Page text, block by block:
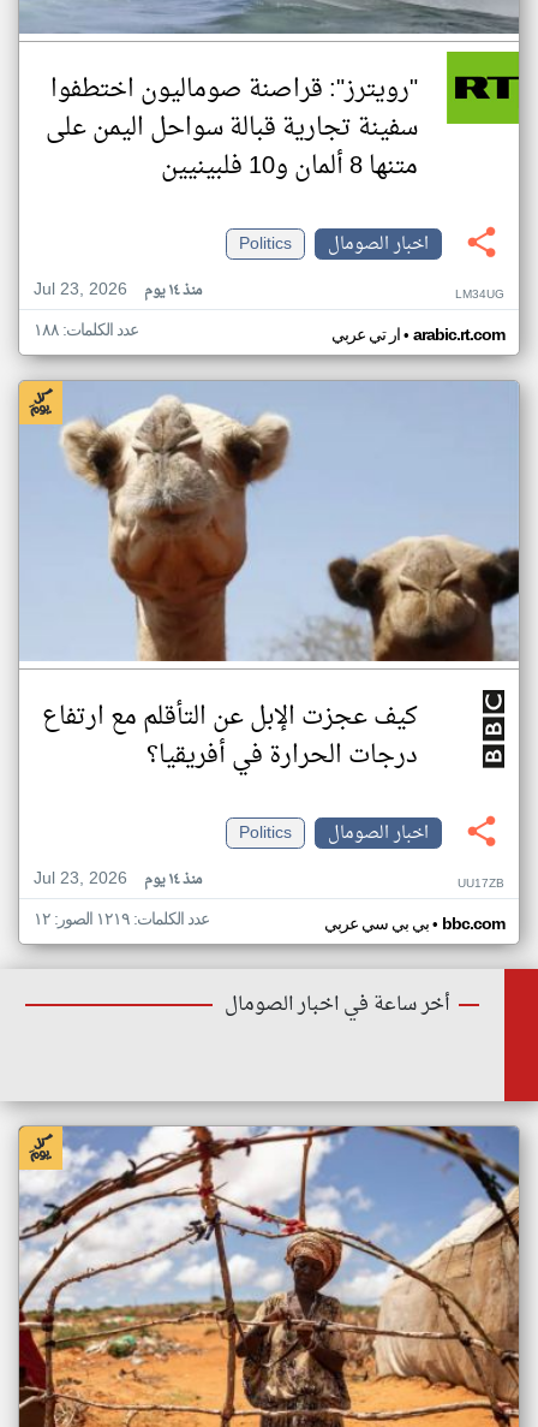
"رويترز": قراصنة صوماليون اختطفوا
سفينة تجارية قبالة سواحل اليمن على
متنها 8 ألمان و10 فلبينيين
اخبار الصومال
Politics
Jul 23, 2026
منذ ١٤ يوم LM34UG
ار تي عربي• arabic.rt.com عدد الكلمات: ١٨٨
كيف عجزت الإبل عن التأقلم مع ارتفاع
درجات الحرارة في أفريقيا؟
اخبار الصومال
Politics
Jul 23, 2026
منذ ١٤ يوم UU17ZB
بي بي سي عربي• bbc.com عدد الكلمات: ١٢١٩ الصور: ١٢
أخر ساعة في اخبار الصومال